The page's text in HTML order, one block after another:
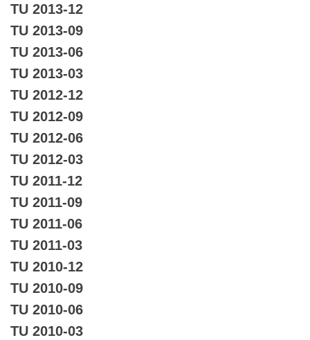
TU 2013-12
TU 2013-09
TU 2013-06
TU 2013-03
TU 2012-12
TU 2012-09
TU 2012-06
TU 2012-03
TU 2011-12
TU 2011-09
TU 2011-06
TU 2011-03
TU 2010-12
TU 2010-09
TU 2010-06
TU 2010-03